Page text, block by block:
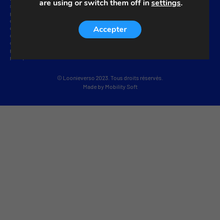
situé à XXX (ci-après dénommé « l’Administrateur »). Vous pouvez contacter l’Administrateur
par e-mail à XXX ou par téléphone au numéro XXX. Vos données personnelles seront traitées
dans le but de répondre à votre demande envoyée par e-mail et, éventuellement, de conclure un
contrat, notamment pour présenter une offre commerciale. Nous vous informons également
que vous disposez de plusieurs droits en vertu du Règlement général sur la protection des
données (RGPD), notamment le droit de vous opposer aux actions de l’Administrateur. Vous
pouvez trouver plus d’informations sur vos droits et les méthodes de traitement dans la
politique de confidentialité.
© Loonieverso 2023. Tous droits réservés.
Made by Mobility Soft
are using or switch them off insettings.
Accepter